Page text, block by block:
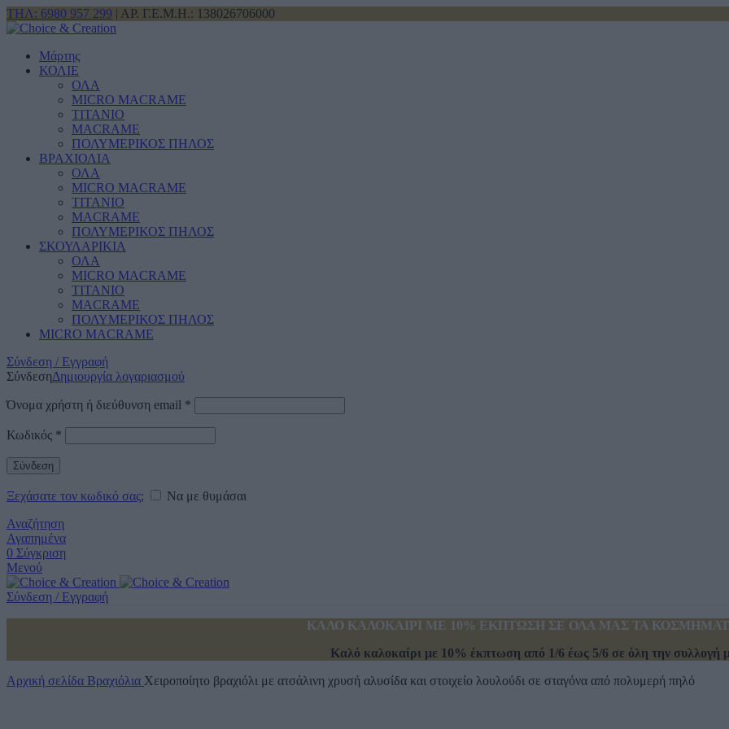
ΤΗΛ: 6980 957 299 | ΑΡ. Γ.Ε.Μ.Η.: 138026706000
Μάρτης
ΚΟΛΙΕ
ΟΛΑ
MICRO MACRAME
ΤΙΤΑΝΙΟ
MACRAME
ΠΟΛΥΜΕΡΙΚΟΣ ΠΗΛΟΣ
ΒΡΑΧΙΟΛΙΑ
ΟΛΑ
MICRO MACRAME
ΤΙΤΑΝΙΟ
MACRAME
ΠΟΛΥΜΕΡΙΚΟΣ ΠΗΛΟΣ
ΣΚΟΥΛΑΡΙΚΙΑ
ΟΛΑ
MICRO MACRAME
ΤΙΤΑΝΙΟ
MACRAME
ΠΟΛΥΜΕΡΙΚΟΣ ΠΗΛΟΣ
MICRO MACRAME
Σύνδεση / Εγγραφή
ΣύνδεσηΔημιουργία λογαριασμού
Όνομα χρήστη ή διεύθυνση email *
Κωδικός *
Σύνδεση
Ξεχάσατε τον κωδικό σας;
Να με θυμάσαι
Αναζήτηση
Αγαπημένα
0 Σύγκριση
Μενού
Σύνδεση / Εγγραφή
ΚΑΛΟ ΚΑΛΟΚΑΙΡΙ ΜΕ 10% ΕΚΠΤΩΣΗ ΣΕ ΟΛΑ ΜΑΣ ΤΑ
Καλό καλοκαίρι με 10% έκπτωση από 1/6 έως 5/6 σε όλη την συλλογή
Αρχική σελίδα Βραχιόλια Χειροποίητο βραχιόλι με ατσάλινη χρυσή αλυσίδα και στοιχείο λουλούδι σε σταγόνα από πολυμερή πηλό